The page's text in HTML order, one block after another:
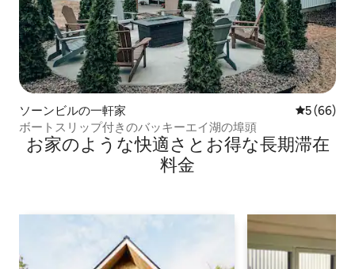
ソーンビルの一軒家 レビュー
5 (66)
ボートスリップ付きのバッキーエイ湖の埠頭
お家のような快⁠適⁠さ⁠とお⁠得⁠な長⁠期⁠滞⁠在
料⁠金